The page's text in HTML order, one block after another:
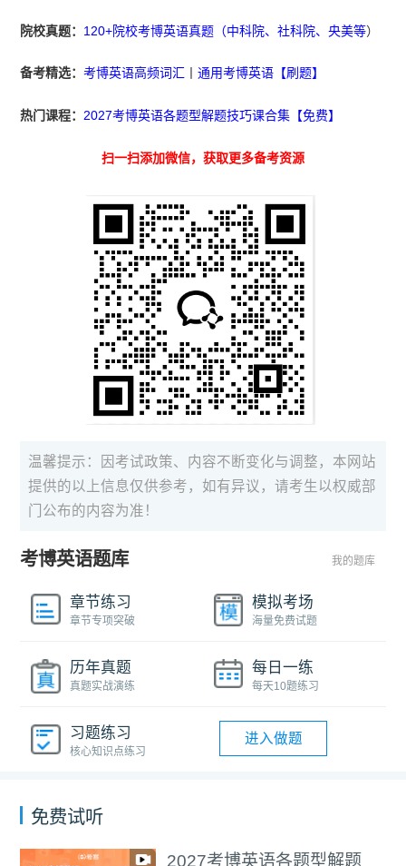
院校真题： 120+院校考博英语真题（中科院、社科院、央美等）
备考精选：考博英语高频词汇 丨通用考博英语【刷题】
热门课程：2027考博英语各题型解题技巧课合集【免费】
扫一扫添加微信，获取更多备考资源
温馨提示：因考试政策、内容不断变化与调整，本网站
提供的以上信息仅供参考，如有异议，请考生以权威部
门公布的内容为准！
考博英语题库 我的题库
章节练习
章节专项突破
模拟考场
海量免费试题
历年真题
真题实战演练
每日一练
每天10题练习
习题练习
核心知识点练习
进入做题
免费试听
2027考博英语各题型解题